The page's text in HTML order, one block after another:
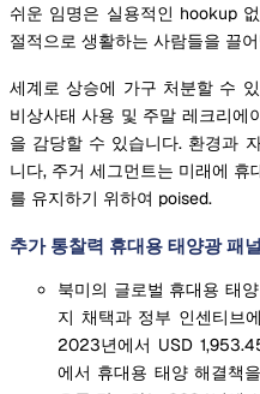
쉬운 임명은 실용적인 hookup
절적으로 생활하는 사람들을 끌
세계로 상승에 가구 처분할 수
비상사태 사용 및 주말 레크리에
을 감당할 수 있습니다. 환경과
니다, 주거 세그먼트는 미래에
를 유지하기 위하여 poised.
추가 통찰력 휴대용 태양광 패
북미의 글로벌 휴대용 태
지 채택과 정부 인센티브
2023년에서 USD
에서 휴대용 태양 해결책